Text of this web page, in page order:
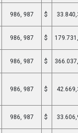
986, 987 $
986, 987 $
986, 987 $
986, 987 $
986, 987 $